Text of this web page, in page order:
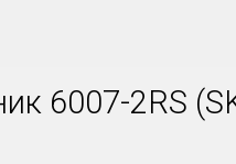
6007-2RS